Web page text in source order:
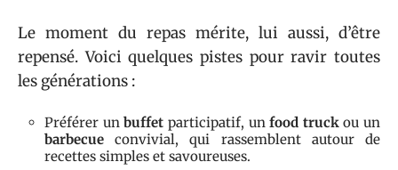
Le moment du repas mérite, lui aussi, d’être
repensé. Voici quelques pistes pour ravir toutes
les générations :
Préférer unbuffet participatif, unfood truckou un
barbecue convivial, qui rassemblent autour de
recettes simples et savoureuses.